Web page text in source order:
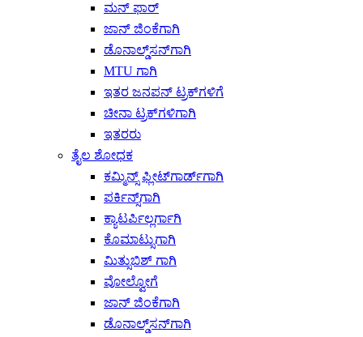
ಮನ್ ಫಾರ್
ಜಾನ್ ಜಿಂಕೆಗಾಗಿ
ಡೊನಾಲ್ಡ್‌ಸನ್‌ಗಾಗಿ
MTU ಗಾಗಿ
ಇತರ ಜನಪನ್ ಟ್ರಕ್‌ಗಳಿಗೆ
ಚೀನಾ ಟ್ರಕ್‌ಗಳಿಗಾಗಿ
ಇತರರು
ತೈಲ ಶೋಧಕ
ಕಮ್ಮಿನ್ಸ್ ಫ್ಲೀಟ್‌ಗಾರ್ಡ್‌ಗಾಗಿ
ಪರ್ಕಿನ್ಸ್‌ಗಾಗಿ
ಕ್ಯಾಟರ್ಪಿಲ್ಲರ್ಗಾಗಿ
ಕೊಮಾಟ್ಸುಗಾಗಿ
ಮಿತ್ಸುಬಿಶ್ ಗಾಗಿ
ವೋಲ್ವೋಗೆ
ಜಾನ್ ಜಿಂಕೆಗಾಗಿ
ಡೊನಾಲ್ಡ್‌ಸನ್‌ಗಾಗಿ